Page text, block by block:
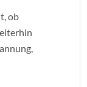
ob